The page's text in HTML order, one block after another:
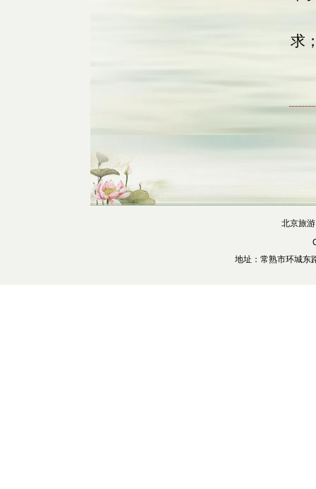
求
北京旅
地址：常熟市环城